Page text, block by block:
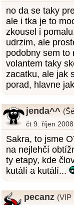
no da se taky
ale i tka je to
zkousel i
udrzim, ale
podobny sem to
volantem taky
zacatku, ale jak
porad, hlavne
jenda^^
čt 9. říjen
Sakra, to jsme
na nejlehčí
ty etapy, kde
kutálí a kutálí...
pecanz (VIP